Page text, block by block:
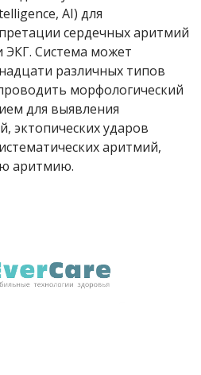
AI) для
сердечных аритмий
ЭКГ. Система может
различных типов
морфологический
для выявления
эктопических ударов
аритмий,
аритмию.